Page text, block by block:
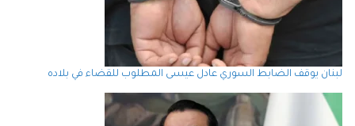
لبنان يوقف الضابط السوري عادل عيسى المطلوب للقضاء في بلاده